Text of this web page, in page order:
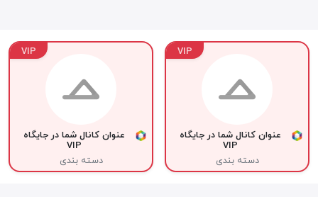
VIP
عنوان کانال شما در جایگاه
VIP
دسته بندی
VIP
عنوان کانال شما در جایگاه
VIP
دسته بندی